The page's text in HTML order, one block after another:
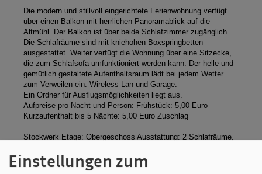
Die modern und stillvoll eingerichtete Ferienwohnung verfügt
über einen Balkon mit herrlichen Panoramablick auf die
Altmühl. Der Balkon ist über beide Schlafzimmer zugänglich.
Die Schlafräume sind mit kniehohen Boxspringbetten
ausgestattet. Weiter verfügt die Wohnung über eine Sitzecke,
die zum Schlafsofa umfunktioniert werden kann. Der helle und
gemütlich gestaltete Aufenthaltsraum lädt bei jedem Wetter
zum Verweilen ein. Wireless Lan und Garage.
Ein Ordner für Ausflugsmöglichkeiten liegt aus.
Aufpreise pro Nacht und Person: Frühstück: 5,00 Euro
Kurzaufenthalt bis 5 Nächte: 5,00 Euro Zuschlag
Stockwerk Etage: Obergeschoss Ausstattung: 2 Schlafräume,
Bettwäsche vorhanden, Bügelbrett, CD-Player, Doppelbett,
Essecke, Fenster können geöffnet werden, Fernseher,
Einstellungen zum